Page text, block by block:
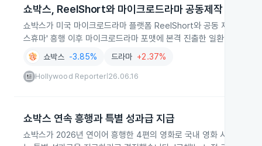
쇼박스, ReelShort와 마이크로드라마 공동제작 계약
쇼박스가 미국 마이크로드라마 플랫폼 ReelShort와 공동 제작 계약
스휴마' 흥행 이후 마이크로드라마 포맷에 본격 진출한 일환입니다.
쇼박스 -3.85% 드라마 +2.37%
Hollywood Reporter 26.06.16
쇼박스 연속 흥행과 특별 성과급 지급
쇼박스가 2026년 연이어 흥행한 4편의 영화로 국내 영화 시장 점유